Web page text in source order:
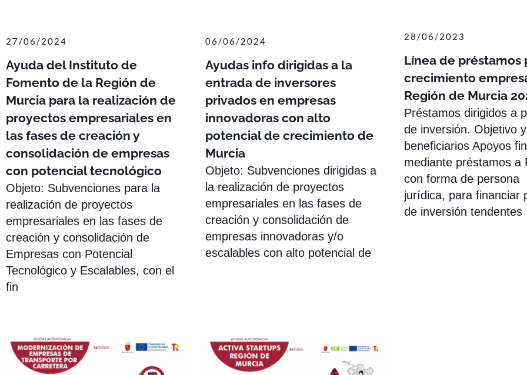
Ayuda del Instituto de
Fomento de la Región de
Murcia para la realización de
proyectos empresariales en
las fases de creación y
consolidación de empresas
con potencial tecnológico
27/06/2024
Objeto: Subvenciones para la
realización de proyectos
empresariales en las fases de
creación y consolidación de
Empresas con Potencial
Tecnológico y Escalables, con el
fin
Ayudas info dirigidas a la
entrada de inversores
privados en empresas
innovadoras con alto
potencial de crecimiento de
Murcia
06/06/2024
Objeto: Subvenciones dirigidas a
la realización de proyectos
empresariales en las fases de
creación y consolidación de
empresas innovadoras y/o
escalables con alto potencial de
Línea de préstamos
crecimiento
Región de Murcia
28/06/2023
Préstamos dirigidos a
de inversión. Objetivo y
beneficiarios Apoyos
mediante préstamos a
con forma de persona
jurídica, para financiar
de inversión tendentes